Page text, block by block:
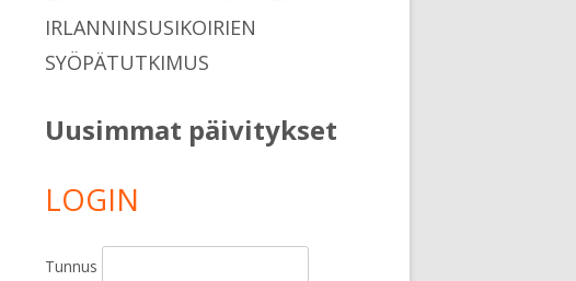
IRLANNINSUSIKOIRIEN
SYÖPÄTUTKIMUS
Uusimmat päivitykset
LOGIN
Tunnus